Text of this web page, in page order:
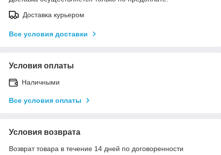
Доставка курьером
Все условия доставки
Условия оплаты
Наличными
Все условия оплаты
Условия возврата
Возврат товара в течение 14 дней по договоренности